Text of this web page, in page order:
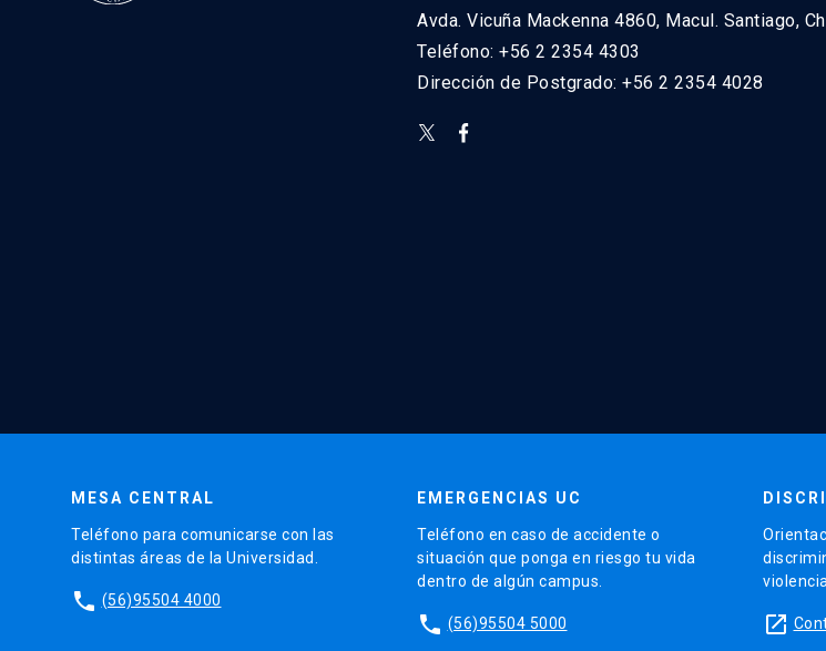
Avda. Vicuña Mackenna 4860, Macul. Santiago,
Teléfono: +56 2 2354 4303
Dirección de Postgrado: +56 2 2354 4028
MESA CENTRAL
Teléfono para comunicarse con las
distintas áreas de la Universidad.
phone (56)95504 4000
EMERGENCIAS UC
Teléfono en caso de accidente o
situación que ponga en riesgo tu vida
dentro de algún campus.
phone (56)95504 5000 launch